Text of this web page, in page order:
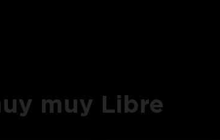
muy Libre